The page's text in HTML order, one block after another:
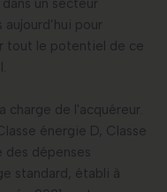
un secteur
pour
tout le potentiel de ce
charge de l'acquéreur.
énergie D, Classe
dépenses
standard, établi à